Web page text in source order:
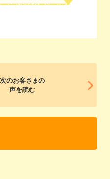
次のお客さまの
声を読む